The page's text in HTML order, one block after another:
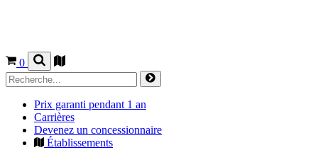
0
Prix garanti pendant 1 an
Carrières
Devenez un concessionnaire
Établissements